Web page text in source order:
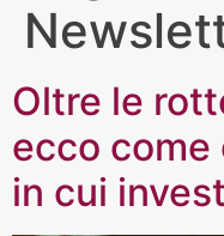
Oltre le
ecco come
in cui